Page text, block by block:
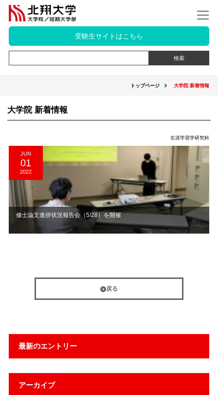
受験生サイトはこちら
トップページ 大学院 新着情報
最新のエントリー
アーカイブ
大学院 新着情報
生涯学習学研究科
JUN
01
2022
修士論文進捗状況報告会（5/28）を開催
戻る